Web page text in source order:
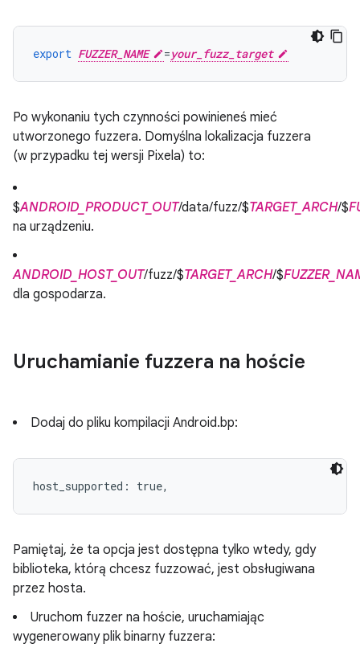
export FUZZER_NAME =your_fuzz_target
Po wykonaniu tych czynności powinieneś mieć
utworzonego fuzzera. Domyślna lokalizacja fuzzera
(w przypadku tej wersji Pixela) to:
$ANDROID_PRODUCT_OUT/data/fuzz/$TARGET_ARCH/$
na urządzeniu.
ANDROID_HOST_OUT/fuzz/$TARGET_ARCH/$
dla gospodarza.
Uruchamianie fuzzera na hoście
Dodaj do pliku kompilacji Android.bp:
host_supported: true,
Pamiętaj, że ta opcja jest dostępna tylko wtedy, gdy
biblioteka, którą chcesz fuzzować, jest obsługiwana
przez hosta.
Uruchom fuzzer na hoście, uruchamiając
wygenerowany plik binarny fuzzera: